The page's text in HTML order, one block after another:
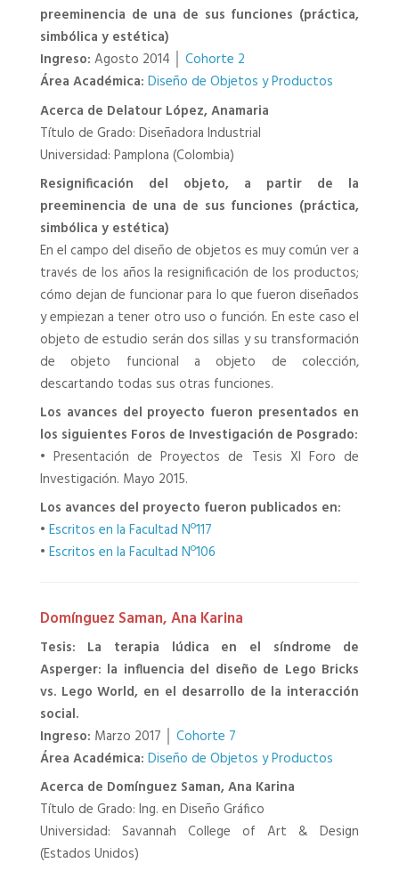
preeminencia de una de sus funciones (práctica,
simbólica y estética)
Ingreso: Agosto 2014 │ Cohorte 2
Área Académica: Diseño de Objetos y Productos
Acerca de Delatour López, Anamaria
Título de Grado: Diseñadora Industrial
Universidad: Pamplona (Colombia)
Resignificación del objeto, a partir de la
preeminencia de una de sus funciones (práctica,
simbólica y estética)
En el campo del diseño de objetos es muy común ver a
través de los años la resignificación de los productos;
cómo dejan de funcionar para lo que fueron diseñados
y empiezan a tener otro uso o función. En este caso el
objeto de estudio serán dos sillas y su transformación
de objeto funcional a objeto de colección,
descartando todas sus otras funciones.
Los avances del proyecto fueron presentados en
los siguientes Foros de Investigación de Posgrado:
• Presentación de Proyectos de Tesis XI Foro de
Investigación. Mayo 2015.
Los avances del proyecto fueron publicados en:
• Escritos en la Facultad Nº117
• Escritos en la Facultad Nº106
Domínguez Saman, Ana Karina
Tesis: La terapia lúdica en el síndrome de
Asperger: la influencia del diseño de Lego Bricks
vs. Lego World, en el desarrollo de la interacción
social.
Ingreso: Marzo 2017 │ Cohorte 7
Área Académica: Diseño de Objetos y Productos
Acerca de Domínguez Saman, Ana Karina
Título de Grado: Ing. en Diseño Gráfico
Universidad: Savannah College of Art & Design
(Estados Unidos)